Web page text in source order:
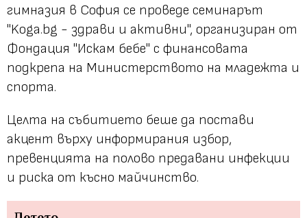
гимназия в София се проведе семинарът
"Koga.bg - здрави и активни", организиран от
Фондация "Искам бебе" с финансовата
подкрепа на Министерството на младежта и
спорта.
Целта на събитието беше да постави
акцент върху информирания избор,
превенцията на полово предавани инфекции
и риска от късно майчинство.